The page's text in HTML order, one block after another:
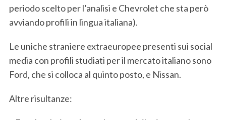
periodo scelto per l’analisi e Chevrolet che sta però
avviando profili in lingua italiana).
Le uniche straniere extraeuropee presenti sui social
media con profili studiati per il mercato italiano sono
Ford, che si colloca al quinto posto, e Nissan.
Altre risultanze: